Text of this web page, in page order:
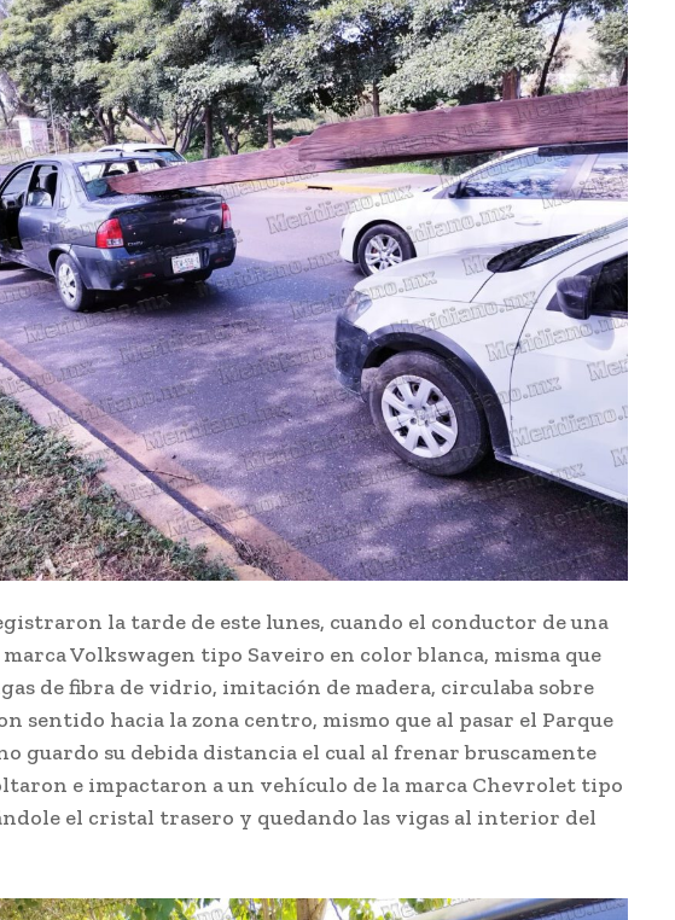
la tarde de este lunes, cuando el conductor de una
Volkswagen tipo Saveiro en color blanca, misma que
de fibra de vidrio, imitación de madera, circulaba sobre
sentido hacia la zona centro, mismo que al pasar el Parque
guardo su debida distancia el cual al frenar bruscamente
e impactaron a un vehículo de la marca Chevrolet tipo
el cristal trasero y quedando las vigas al interior del